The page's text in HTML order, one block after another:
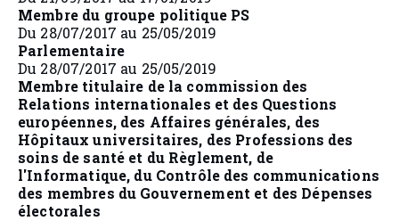
Membre du groupe politique PS
Du 28/07/2017 au 25/05/2019
Parlementaire
Du 28/07/2017 au 25/05/2019
Membre titulaire de la commission des
Relations internationales et des Questions
européennes, des Affaires générales, des
Hôpitaux universitaires, des Professions des
soins de santé et du Règlement, de
l'Informatique, du Contrôle des communications
des membres du Gouvernement et des Dépenses
électorales